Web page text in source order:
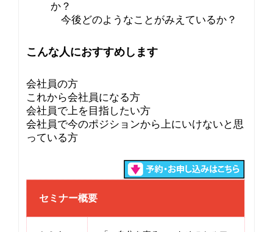
か？
今後どのようなことがみえているか？
こんな人におすすめします
会社員の方
これから会社員になる方
会社員で上を目指したい方
会社員で今のポジションから上にいけないと思
っている方
セミナー概要